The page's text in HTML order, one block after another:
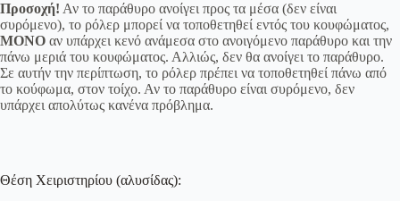
Προσοχή! Αν το παράθυρο ανοίγει προς τα μέσα (δεν είναι
συρόμενο), το ρόλερ μπορεί να τοποθετηθεί εντός του κουφώματος,
ΜΟΝΟ αν υπάρχει κενό ανάμεσα στο ανοιγόμενο παράθυρο και την
πάνω μεριά του κουφώματος. Αλλιώς, δεν θα ανοίγει το παράθυρο.
Σε αυτήν την περίπτωση, το ρόλερ πρέπει να τοποθετηθεί πάνω από
το κούφωμα, στον τοίχο. Αν το παράθυρο είναι συρόμενο, δεν
υπάρχει απολύτως κανένα πρόβλημα.
Θέση Χειριστηρίου (αλυσίδας):